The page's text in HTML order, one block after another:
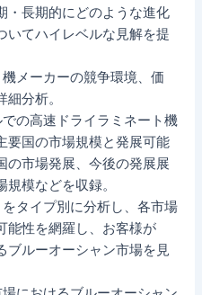
・長期的にどのような進化
いてハイレベルな見解を提
メーカーの競争環境、価
分析。
の高速ドライラミネート機
要国の市場規模と発展可能
の市場発展、今後の発展展
模などを収録。
タイプ別に分析し、各市場
能性を網羅し、お客様が
ブルーオーシャン市場を見